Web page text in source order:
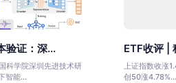
验证：深...
科学院深圳先进技术研
智能...
ETF收评 |
上证指数收涨
创50涨4.78%...